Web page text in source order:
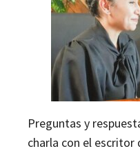
Preguntas y
charla con el